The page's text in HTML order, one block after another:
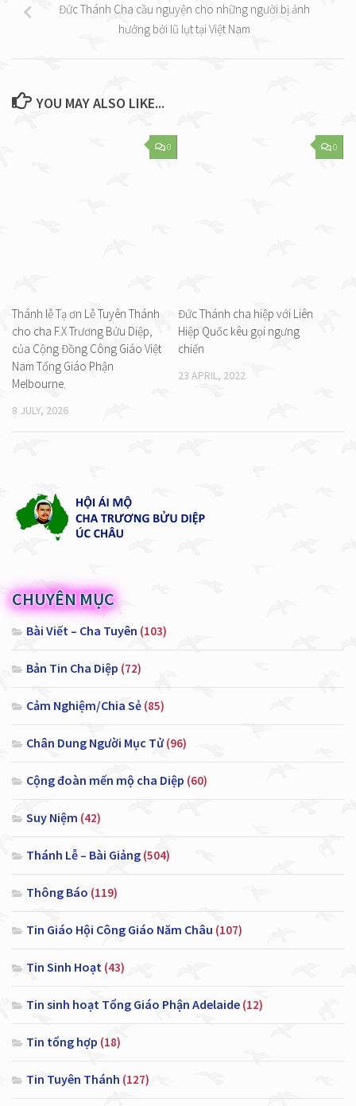
Đức Thánh Cha cầu nguyện cho những người bị ảnh
hưởng bởi lũ lụt tại Việt Nam
YOU MAY ALSO LIKE...
0
Thánh lễ Tạ ơn Lễ Tuyên Thánh
cho cha F.X Trương Bửu Diệp,
của Cộng Đồng Công Giáo Việt
Nam Tổng Giáo Phận
Melbourne.
8 JULY, 2026
0
Đức Thánh cha hiệp với Liên
Hiệp Quốc kêu gọi ngưng
chiến
23 APRIL, 2022
CHUYÊN MỤC
Bài Viết – Cha Tuyên (103)
Bản Tin Cha Diệp (72)
Cảm Nghiệm/Chia Sẻ (85)
Chân Dung Người Mục Tử(96)
Cộng đoàn mến mộ cha Diệp (60)
Suy Niệm (42)
Thánh Lễ – Bài Giảng (504)
Thông Báo (119)
Tin Giáo Hội Công Giáo Năm Châu (107)
Tin Sinh Hoạt (43)
Tin sinh hoạt Tổng Giáo Phận Adelaide (12)
Tin tổng hợp (18)
Tin Tuyên Thánh (127)